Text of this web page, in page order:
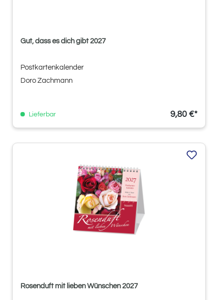
Gut, dass es dich gibt 2027
Postkartenkalender
Doro Zachmann
Lieferbar 9,80 €*
Rosenduft mit lieben Wünschen 2027